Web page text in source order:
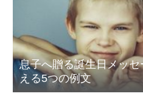
息子へ贈る誕生日メッ
える5つの例文